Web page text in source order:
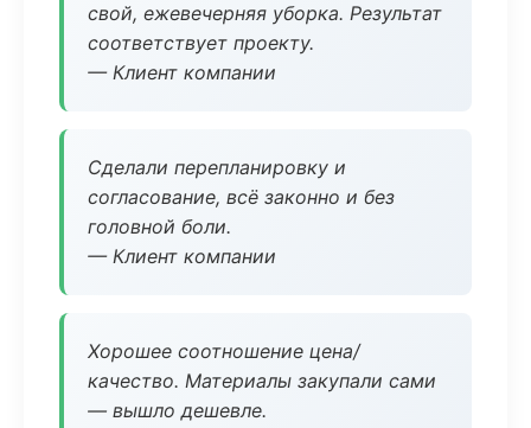
свой, ежевечерняя уборка. Результат
соответствует проекту.
— Клиент компании
Сделали перепланировку и
согласование, всё законно и без
головной боли.
— Клиент компании
Хорошее соотношение цена/
качество. Материалы закупали сами
— вышло дешевле.